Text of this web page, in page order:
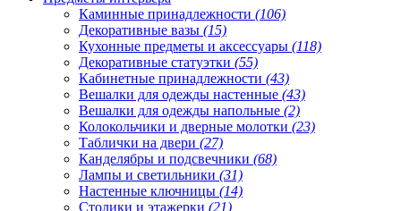
Каминные принадлежности (106)
Декоративные вазы (15)
Кухонные предметы и аксессуары (118)
Декоративные статуэтки (55)
Кабинетные принадлежности (43)
Вешалки для одежды настенные (43)
Вешалки для одежды напольные (2)
Колокольчики и дверные молотки (23)
Таблички на двери (27)
Канделябры и подсвечники (68)
Лампы и светильники (31)
Настенные ключницы (14)
Столики и этажерки (21)